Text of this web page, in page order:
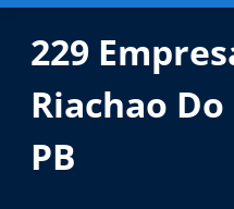
229
Riachao
PB